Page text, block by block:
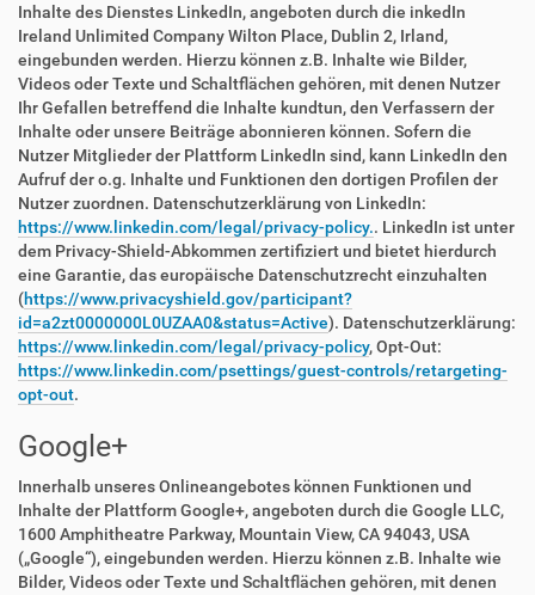
Inhalte des Dienstes LinkedIn, angeboten durch die inkedIn
Ireland Unlimited Company Wilton Place, Dublin 2, Irland,
eingebunden werden. Hierzu können z.B. Inhalte wie Bilder,
Videos oder Texte und Schaltflächen gehören, mit denen Nutzer
Ihr Gefallen betreffend die Inhalte kundtun, den Verfassern der
Inhalte oder unsere Beiträge abonnieren können. Sofern die
Nutzer Mitglieder der Plattform LinkedIn sind, kann LinkedIn den
Aufruf der o.g. Inhalte und Funktionen den dortigen Profilen der
Nutzer zuordnen. Datenschutzerklärung von LinkedIn:
https://www.linkedin.com/legal/privacy-policy.. LinkedIn ist unter
dem Privacy-Shield-Abkommen zertifiziert und bietet hierdurch
eine Garantie, das europäische Datenschutzrecht einzuhalten
(https://www.privacyshield.gov/participant?
id=a2zt0000000L0UZAA0&status=Active). Datenschutzerklärung:
https://www.linkedin.com/legal/privacy-policy, Opt-Out:
https://www.linkedin.com/psettings/guest-controls/retargeting-
opt-out.
Google+
Innerhalb unseres Onlineangebotes können Funktionen und
Inhalte der Plattform Google+, angeboten durch die Google LLC,
1600 Amphitheatre Parkway, Mountain View, CA 94043, USA
(„Google“), eingebunden werden. Hierzu können z.B. Inhalte wie
Bilder, Videos oder Texte und Schaltflächen gehören, mit denen